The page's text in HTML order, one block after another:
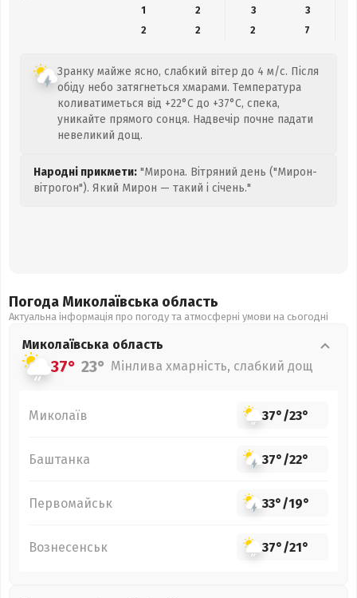
1
2 3
3
2
2 2 7
Зранку майже ясно, слабкий вітер до 4 м/с. Після
обіду небо затягнеться хмарами. Температура
коливатиметься від +22°C до +37°C, спека,
уникайте прямого сонця. Надвечір почне падати
невеликий дощ.
Народні прикмети: "Мирона. Вітряний день ("Мирон-
вітрогон"). Який Мирон — такий і січень."
Погода Миколаївська область
Актуальна інформація про погоду та атмосферні умови на сьогодні
Миколаївська область
37° 23° Мінлива хмарність, слабкий дощ
Миколаїв 37°/23°
Баштанка 37°/22°
Первомайськ 33°/19°
Вознесенськ 37°/21°